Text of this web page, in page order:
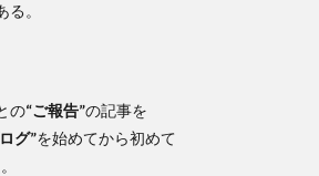
る。
の“ご報告”の記事を
グ”を始めてから初めて